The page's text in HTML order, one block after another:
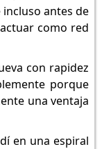
antes de
como red
con rapidez
porque
una ventaja
en una espiral